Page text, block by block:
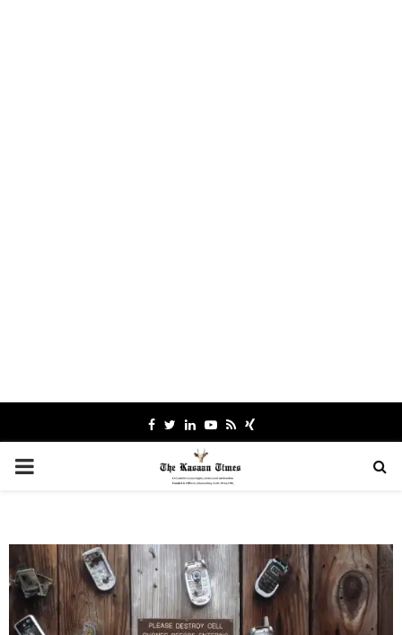
Facebook
TwitterLinkedinYoutube
RssXing
PRIMARY